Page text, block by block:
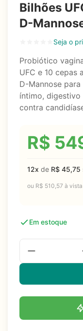
Bilhões
D-
Seja o
Probiótico
UFC e 10 cepas
D-Mannose
íntimo,
contra
R$
12x de R$ 45,75
ou R$ 510,57 à
Em estoque